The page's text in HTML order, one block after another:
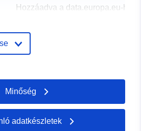
Hozzáadva a data.europa.eu-hoz:
Frissítve: data.europa.eu:
February 2025
13.90890859, 50.5642095 ],
[ 13.90890859,
47.24843533 ], [
Minőség
adatkészletek